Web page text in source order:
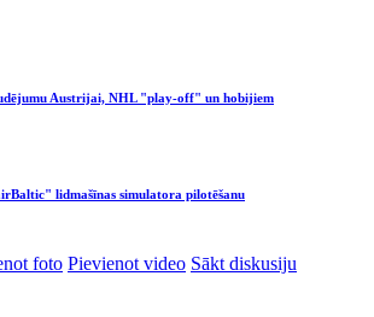
Austrijai, NHL "play-off" un hobijiem
lidmašīnas simulatora pilotēšanu
foto Pievienot video Sākt diskusiju